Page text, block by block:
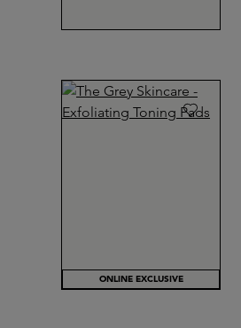
ONLINE EXCLUSIVE